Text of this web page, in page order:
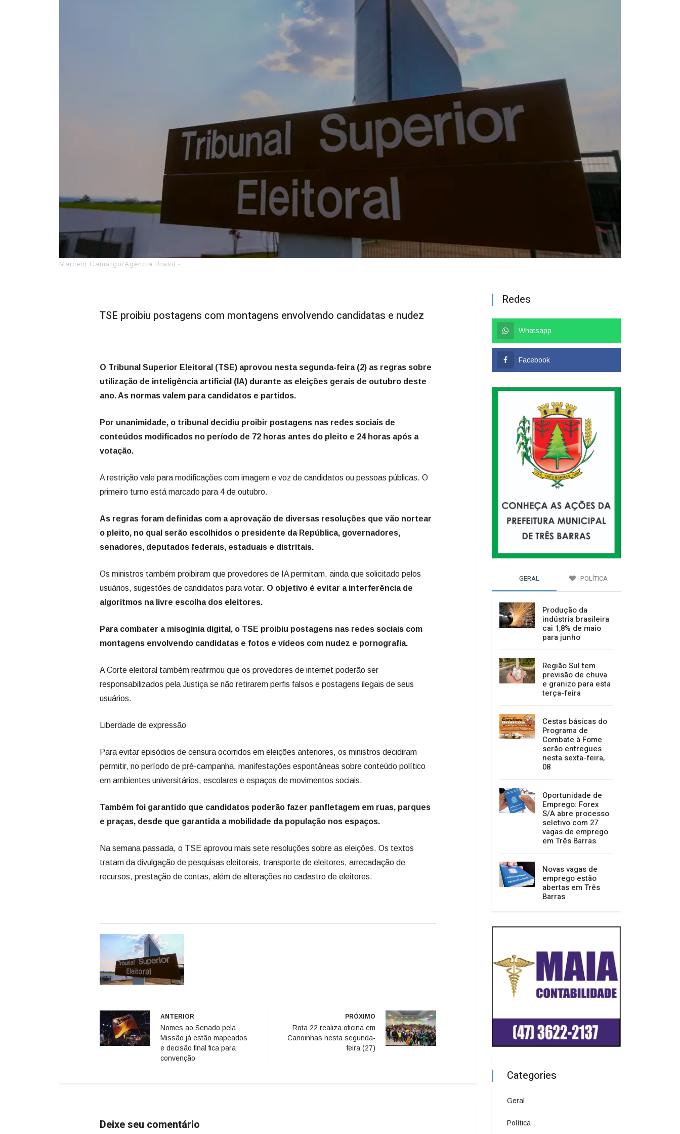
Marcelo Camargo/Agência Brasil -
TSE proibiu postagens com montagens envolvendo candidatas e nudez
O Tribunal Superior Eleitoral (TSE) aprovou nesta segunda-feira (2) as regras sobre
utilização de inteligência artificial (IA) durante as eleições gerais de outubro deste
ano. As normas valem para candidatos e partidos.
Por unanimidade, o tribunal decidiu proibir postagens nas redes sociais de
conteúdos modificados no período de 72 horas antes do pleito e 24 horas após a
votação.
A restrição vale para modificações com imagem e voz de candidatos ou pessoas públicas. O
primeiro turno está marcado para 4 de outubro.
As regras foram definidas com a aprovação de diversas resoluções que vão nortear
o pleito, no qual serão escolhidos o presidente da República, governadores,
senadores, deputados federais, estaduais e distritais.
Os ministros também proibiram que provedores de IA permitam, ainda que solicitado pelos
usuários, sugestões de candidatos para votar. O objetivo é evitar a interferência de
algoritmos na livre escolha dos eleitores.
Para combater a misoginia digital, o TSE proibiu postagens nas redes sociais com
montagens envolvendo candidatas e fotos e vídeos com nudez e pornografia.
A Corte eleitoral também reafirmou que os provedores de internet poderão ser
responsabilizados pela Justiça se não retirarem perfis falsos e postagens ilegais de seus
usuários.
Liberdade de expressão
Para evitar episódios de censura ocorridos em eleições anteriores, os ministros decidiram
permitir, no período de pré-campanha, manifestações espontâneas sobre conteúdo político
em ambientes universitários, escolares e espaços de movimentos sociais.
Também foi garantido que candidatos poderão fazer panfletagem em ruas, parques
e praças, desde que garantida a mobilidade da população nos espaços.
Na semana passada, o TSE aprovou mais sete resoluções sobre as eleições. Os textos
tratam da divulgação de pesquisas eleitorais, transporte de eleitores, arrecadação de
recursos, prestação de contas, além de alterações no cadastro de eleitores.
ANTERIOR
Nomes ao Senado pela
Missão já estão mapeados
e decisão final fica para
convenção
PRÓXIMO
Rota 22 realiza oficina em
Canoinhas nesta segunda-
feira (27)
Deixe seu comentário
Redes
Whatsapp
Facebook
GERAL POLÍTICA
Produção da
indústria brasileira
cai 1,8% de maio
para junho
Região Sul tem
previsão de chuva
e granizo para esta
terça-feira
Cestas básicas do
Programa de
Combate à Fome
serão entregues
nesta sexta-feira,
08
Oportunidade de
Emprego: Forex
S/A abre processo
seletivo com 27
vagas de emprego
em Três Barras
Novas vagas de
emprego estão
abertas em Três
Barras
Categories
Geral
Política